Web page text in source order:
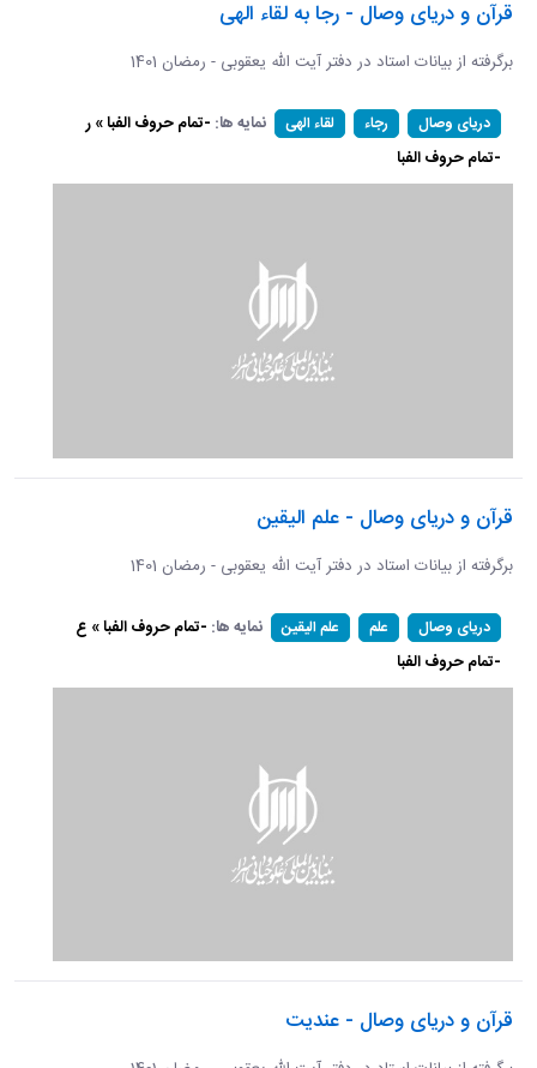
قرآن و دریای وصال - رجا به لقاء الهی
برگرفته از بیانات استاد در دفتر آیت الله یعقوبی - رمضان 1401
دریای وصال رجاء لقاء الهی نمایه ها: -تمام حروف الفبا » ر
-تمام حروف الفبا
قرآن و دریای وصال - علم الیقین
برگرفته از بیانات استاد در دفتر آیت الله یعقوبی - رمضان 1401
دریای وصال علم علم الیقین نمایه ها: -تمام حروف الفبا » ع
-تمام حروف الفبا
قرآن و دریای وصال - عندیت